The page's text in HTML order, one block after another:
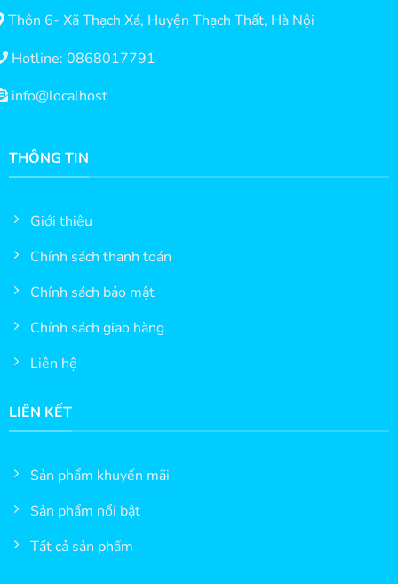
Thôn 6- Xã Thạch Xá, Huyện Thạch Thất, Hà Nội
Hotline: 0868017791
info@localhost
THÔNG TIN
Giới thiệu
Chính sách thanh toán
Chính sách bảo mật
Chính sách giao hàng
Liên hệ
LIÊN KẾT
Sản phẩm khuyến mãi
Sản phẩm nổi bật
Tất cả sản phẩm